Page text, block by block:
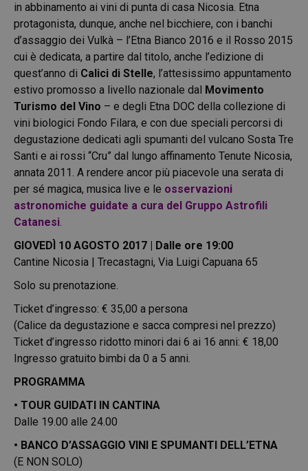
in abbinamento ai vini di punta di casa Nicosia. Etna
protagonista, dunque, anche nel bicchiere, con i banchi
d’assaggio dei Vulkà – l’Etna Bianco 2016 e il Rosso 2015
cui è dedicata, a partire dal titolo, anche l’edizione di
quest’anno di Calici di Stelle, l’attesissimo appuntamento
estivo promosso a livello nazionale dal Movimento
Turismo del Vino – e degli Etna DOC della collezione di
vini biologici Fondo Filara, e con due speciali percorsi di
degustazione dedicati agli spumanti del vulcano Sosta Tre
Santi e ai rossi “Cru” dal lungo affinamento Tenute Nicosia,
annata 2011. A rendere ancor più piacevole una serata di
per sé magica, musica live e le osservazioni
astronomiche guidate a cura del Gruppo Astrofili
Catanesi.
GIOVEDÌ 10 AGOSTO 2017 | Dalle ore 19:00
Cantine Nicosia | Trecastagni, Via Luigi Capuana 65
Solo su prenotazione.
Ticket d’ingresso: € 35,00 a persona
(Calice da degustazione e sacca compresi nel prezzo)
Ticket d’ingresso ridotto minori dai 6 ai 16 anni: € 18,00
Ingresso gratuito bimbi da 0 a 5 anni.
PROGRAMMA
• TOUR GUIDATI IN CANTINA
Dalle 19.00 alle 24.00
• BANCO D’ASSAGGIO VINI E SPUMANTI DELL’ETNA
(E NON SOLO)